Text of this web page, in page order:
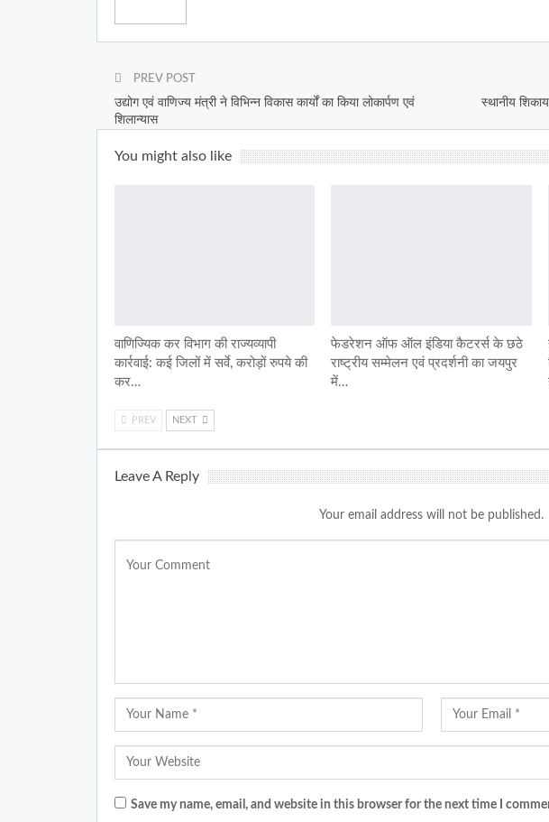
PREV POST
उद्योग एवं वाणिज्य मंत्री ने विभिन्न विकास कार्यों का किया लोकार्पण एवं
शिलान्यास
स्थानीय
You might also like
वाणिज्यिक कर विभाग की राज्यव्यापी
कार्रवाई: कई जिलों में सर्वे, करोड़ों रुपये की
कर…
फेडरेशन ऑफ ऑल इंडिया कैटरर्स के छठे
राष्ट्रीय सम्मेलन एवं प्रदर्शनी का जयपुर
में…
PREV NEXT
Leave A Reply
Your email address will not be published.
Save my name, email, and website in this browser for the next time I